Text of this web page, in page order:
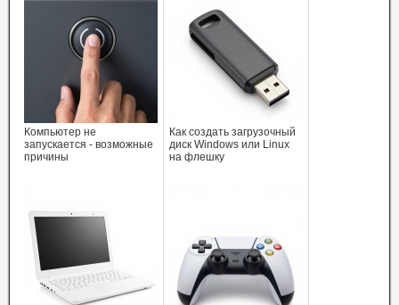
Компьютер не
запускается - возможные
причины
Как создать загрузочный
диск Windows или Linux
на флешку